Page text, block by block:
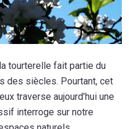
tourterelle fait partie du
des siècles. Pourtant, cet
traverse aujourd’hui une
interroge sur notre